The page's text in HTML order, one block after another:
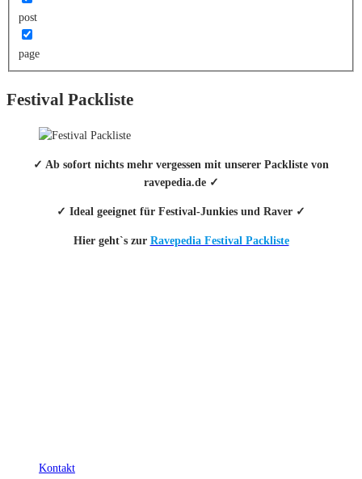
post
page
Festival Packliste
✓ Ab sofort nichts mehr vergessen mit unserer Packliste von
ravepedia.de ✓
✓ Ideal geeignet für Festival-Junkies und Raver ✓
Hier geht`s zur Ravepedia Festival Packliste
Kontakt